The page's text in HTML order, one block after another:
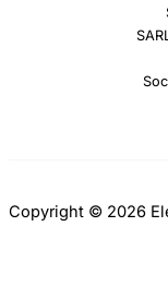
Copyright © 2026